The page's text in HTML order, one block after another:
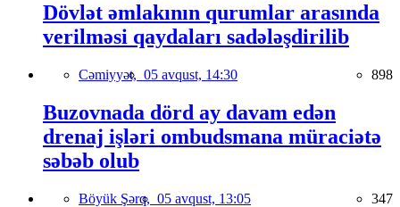
Dövlət əmlakının qurumlar arasında
verilməsi qaydaları sadələşdirilib
Cəmiyyət, 05 avqust, 14:30 898
Buzovnada dörd ay davam edən
drenaj işləri ombudsmana müraciətə
səbəb olub
Böyük Şərq, 05 avqust, 13:05 347